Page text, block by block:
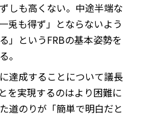
しも高くない。中途半端な
兎も得ず」とならないよう
」というFRBの基本姿勢を
。
達成することについて議長
を実現するのはより困難に
道のりが「簡単で明白だと